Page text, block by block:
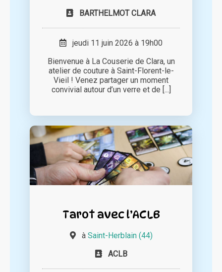
BARTHELMOT CLARA
jeudi 11 juin 2026 à 19h00
Bienvenue à La Couserie de Clara, un
atelier de couture à Saint-Florent-le-
Vieil ! Venez partager un moment
convivial autour d’un verre et de [...]
Tarot avec l’ACLB
à Saint-Herblain (44)
ACLB